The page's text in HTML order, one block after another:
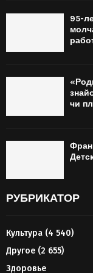
95-
чи
РУБРИКАТОР
Культура (4 540)
Другое (2 655)
Здоровье